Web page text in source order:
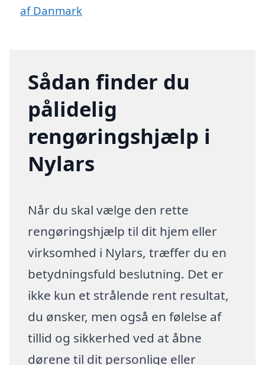
af Danmark
Sådan finder du
pålidelig
rengøringshjælp i
Nylars
Når du skal vælge den rette
rengøringshjælp til dit hjem eller
virksomhed i Nylars, træffer du en
betydningsfuld beslutning. Det er
ikke kun et strålende rent resultat,
du ønsker, men også en følelse af
tillid og sikkerhed ved at åbne
dørene til dit personlige eller